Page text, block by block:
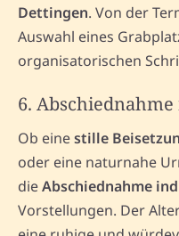
Dettingen. Von der
Auswahl eines
organisatorischen
6.
Ob einestille
oder eine naturnahe
dieAbschiednahme
Vorstellungen. Der